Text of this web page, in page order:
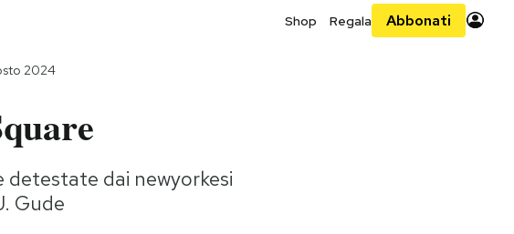
Shop Regala Abbonati
2024
detestate dai newyorkesi
Gude